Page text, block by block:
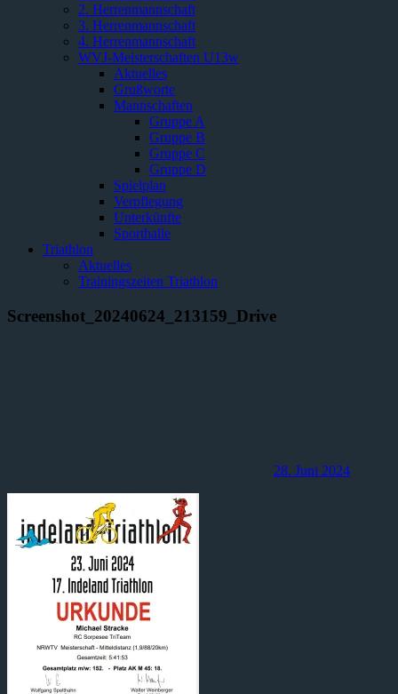
2. Herrenmannschaft
3. Herrenmannschaft
4. Herrenmannschaft
WVJ-Meisterschaften U13w
Aktuelles
Grußworte
Mannschaften
Gruppe A
Gruppe B
Gruppe C
Gruppe D
Spielplan
Verpflegung
Unterkünfte
Sporthalle
Triathlon
Aktuelles
Trainingszeiten Triathlon
Screenshot_20240624_213159_Drive
28. Juni 2024